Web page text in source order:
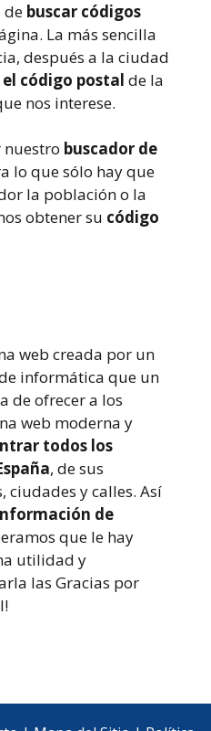
de buscar códigos
La más sencilla
después a la ciudad
código postal de la
nos interese.
buscador de
lo que sólo hay que
la población o la
obtener su código
web creada por un
informática que un
de ofrecer a los
web moderna y
todos los
, de sus
ciudades y calles. Así
de
que le hay
utilidad y
las Gracias por